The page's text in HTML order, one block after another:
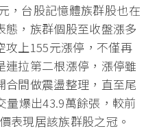
，台股記憶體族群股也在
，族群個股至收盤漲多
上155元漲停，不僅再
拉第二根漲停，漲停雖
間做震盪整理，直至尾
量爆出43.9萬餘張，較前
表現居該族群股之冠。